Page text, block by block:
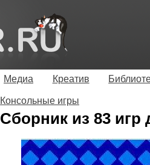
Медиа Креатив
Консольные игры
Сборник из 83 игр